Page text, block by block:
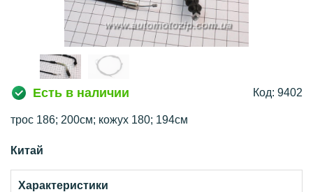
Есть в наличии Код: 9402
трос 186; 200см; кожух 180; 194см
Китай
Характеристики